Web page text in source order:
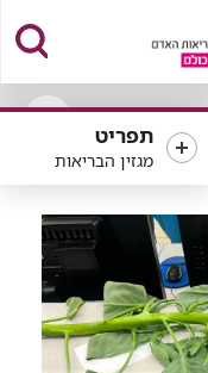
תפריט
מגזין הבריאות
של
רכיב
סינון